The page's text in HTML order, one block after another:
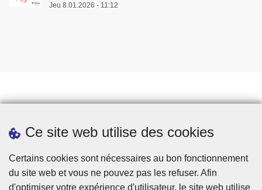
Ce site web utilise des cookies
Certains cookies sont nécessaires au bon fonctionnement
du site web et vous ne pouvez pas les refuser. Afin
d'optimiser votre expérience d'utilisateur, le site web utilise
Jeu 8.01.2026 - 11:12
Téléchargements
Presse